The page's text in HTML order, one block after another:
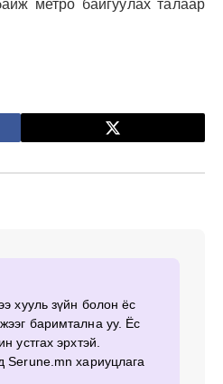
метро байгуулах талаар
хууль зүйн болон ёс
баримтална уу. Ёс
устгах эрхтэй.
Serune.mn хариуцлага